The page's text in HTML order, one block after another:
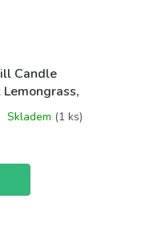
Candle
Lemongrass,
Skladem (1 ks)